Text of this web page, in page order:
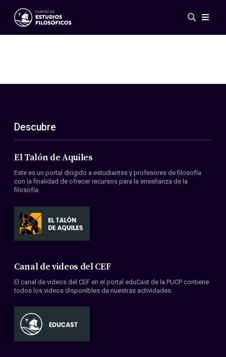
Eventos
ES
EN
Acerca de nosotros
Miembros
Convenios
Descubre
El Talón de Aquiles
Este es un portal dirigido a estudiantes y profesores de filosofía
con la finalidad de ofrecer recursos para la enseñanza de la
filosofía.
Canal de videos del CEF
El canal de videos del CEF en el portal eduCast de la PUCP contiene
todos los videos disponibles de nuestras actividades.